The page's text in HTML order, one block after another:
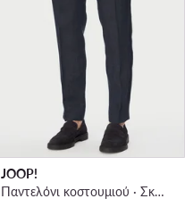
JOOP!
Παντελόνι κοστουμιού · Σκούρο μπλε · Slim Fit